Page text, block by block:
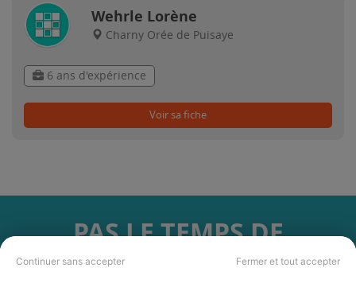
Continuer sans accepter Fermer et tout accepter
Wehrle Lorène
Charny Orée de Puisaye
6 ans d'expérience
Voir sa fiche
PAS LE TEMPS DE
CHERCHER ?